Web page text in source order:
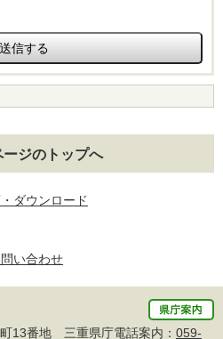
ージのトップへ
ダウンロード
い合わせ
13番地 三重県庁電話案内： 059-